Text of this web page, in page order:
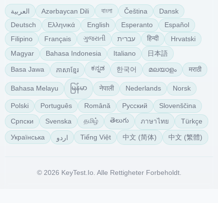
العربية Azərbaycan Dili বাংলা Čeština
Dansk
Deutsch
Ελληνικά English Esperanto
Español
Filipino
Français ગુજરાતી עברית हिन्दी Hrvatski
Magyar Bahasa Indonesia Italiano 日本語
Basa Jawa ភាសាខ្មែរ ಕನ್ನಡ 한국어 മലയാളം मराठी
Bahasa Melayu မြန်မာ नेपाली Nederlands Norsk
Polski Português Română Русский Slovenščina
Српски Svenska தமிழ் తెలుగు ภาษาไทย Türkçe
Українська اردو Tiếng Việt 中文 (简体) 中文 (繁體)
© 2026 KeyTest.io. Alle Rettigheter Forbeholdt.